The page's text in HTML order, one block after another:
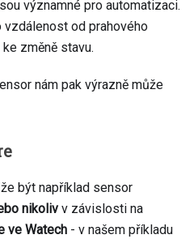
významné pro automatizaci.
od prahového
změně stavu.
nám pak výrazně může
být například sensor
nikoliv v závislosti na
ve Watech - v našem příkladu